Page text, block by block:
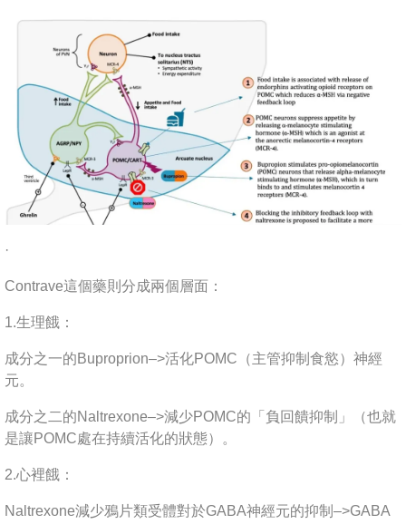
·
Contrave這個藥則分成兩個層面：
1.生理餓：
成分之一的Buproprion–>活化POMC（主管抑制食慾）神經
元。
成分之二的Naltrexone–>減少POMC的「負回饋抑制」（也就
是讓POMC處在持續活化的狀態）。
2.心裡餓：
Naltrexone減少鴉片類受體對於GABA神經元的抑制–>GABA